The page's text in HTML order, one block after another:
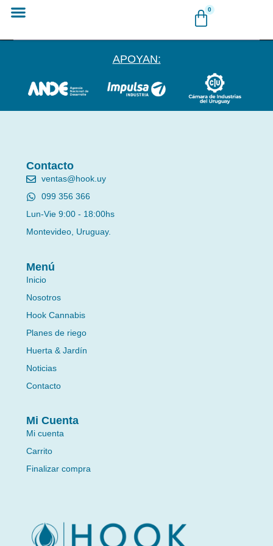
0
Carrito
APOYAN:
Menú
Inicio
Nosotros
Hook Cannabis
Planes de riego
Huerta & Jardín
Noticias
Contacto
Mi Cuenta
Mi cuenta
Carrito
Finalizar compra
Contacto
ventas@hook.uy
099 356 366
Lun-Vie 9:00 - 18:00hs
Montevideo, Uruguay.